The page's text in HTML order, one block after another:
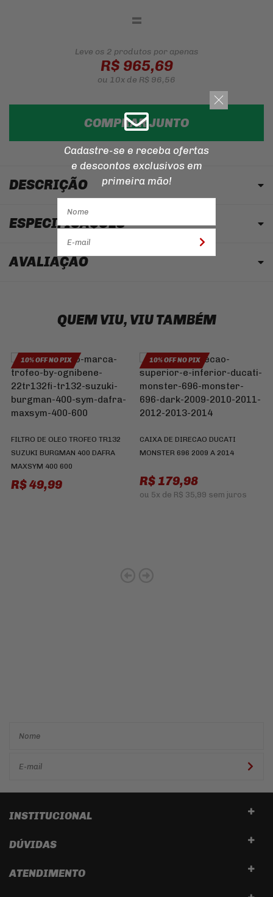
=
Leve os 2 produtos por apenas
R$ 965,69
ou 10x de R$ 96,56
COMPRAR JUNTO
DESCRIÇÃO
ESPECIFICAÇÕES
AVALIAÇÃO
QUEM VIU, VIU TAMBÉM
10% OFF NO PIX
FILTRO DE OLEO TROFEO TR132
SUZUKI BURGMAN 400 DAFRA
MAXSYM 400 600
R$ 49,99
10% OFF NO PIX
CAIXA DE DIRECAO DUCATI
MONSTER 696 2009 A 2014
R$ 179,98
ou 5x de R$ 35,99 sem juros
INSTITUCIONAL
DÚVIDAS
ATENDIMENTO
Cadastre-se e receba ofertas
e descontos exclusivos em
primeira mão!